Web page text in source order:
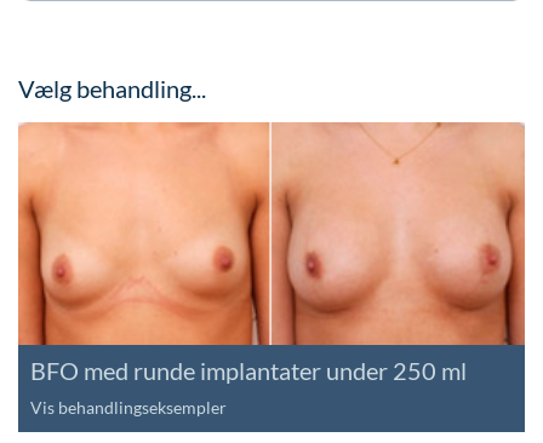
Vælg behandling...
BFO med runde implantater under 250 ml
Vis behandlingseksempler